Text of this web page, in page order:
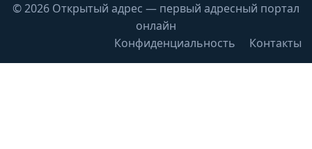
© 2026 Открытый адрес — первый адресный портал
онлайн
Конфиденциальность
Контакты